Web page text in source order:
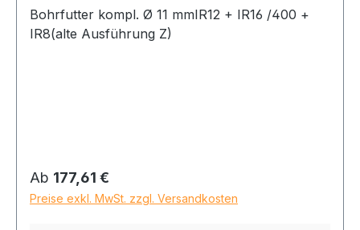
Bohrfutter kompl. Ø 11 mmIR12 + IR16 /400 +
IR8(alte Ausführung Z)
Regulärer Preis:
Ab 177,61 €
Preise exkl. MwSt. zzgl. Versandkosten